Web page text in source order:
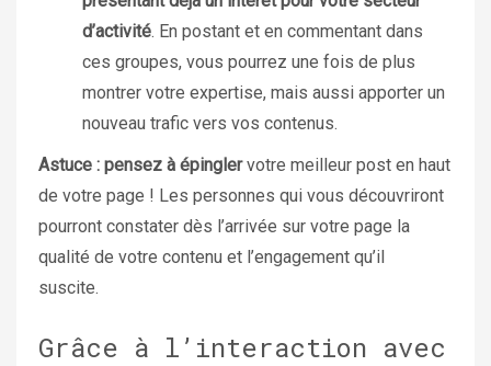
d’activité. En postant et en commentant dans
ces groupes, vous pourrez une fois de plus
montrer votre expertise, mais aussi apporter un
nouveau trafic vers vos contenus.
Astuce : pensez à épinglervotre meilleur post en haut
de votre page ! Les personnes qui vous découvriront
pourront constater dès l’arrivée sur votre page la
qualité de votre contenu et l’engagement qu’il
suscite.
Grâce à l’interaction avec